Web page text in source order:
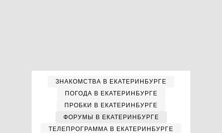
ЗНАКОМСТВА В ЕКАТЕРИНБУРГЕ
ПОГОДА В ЕКАТЕРИНБУРГЕ
ПРОБКИ В ЕКАТЕРИНБУРГЕ
ФОРУМЫ В ЕКАТЕРИНБУРГЕ
ТЕЛЕПРОГРАММА В ЕКАТЕРИНБУРГЕ